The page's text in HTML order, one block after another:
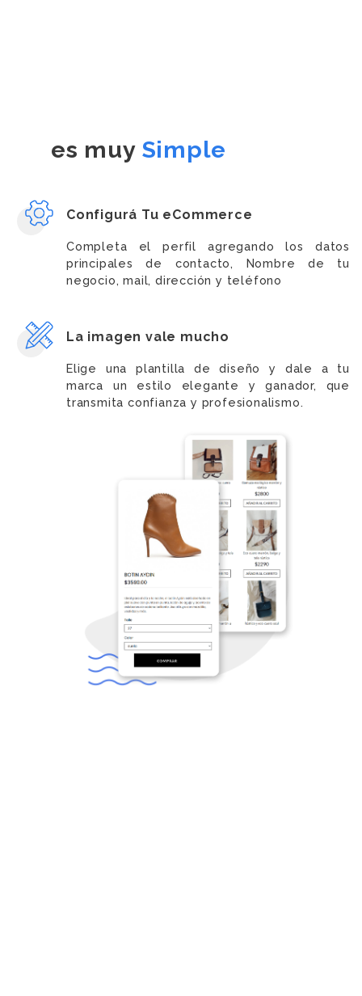
es muy Simple
Configurá Tu eCommerce
Completa el perfil agregando los datos
principales de contacto, Nombre de tu
negocio, mail, dirección y teléfono
La imagen vale mucho
Elige una plantilla de diseño y dale a tu
marca un estilo elegante y ganador, que
transmita confianza y profesionalismo.